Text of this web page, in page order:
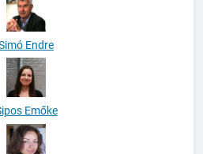
Simó Endre
Sipos Emőke